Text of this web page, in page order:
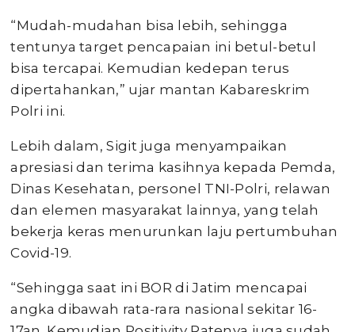
“Mudah-mudahan bisa lebih, sehingga
tentunya target pencapaian ini betul-betul
bisa tercapai. Kemudian kedepan terus
dipertahankan,” ujar mantan Kabareskrim
Polri ini.
Lebih dalam, Sigit juga menyampaikan
apresiasi dan terima kasihnya kepada Pemda,
Dinas Kesehatan, personel TNI-Polri, relawan
dan elemen masyarakat lainnya, yang telah
bekerja keras menurunkan laju pertumbuhan
Covid-19.
“Sehingga saat ini BOR di Jatim mencapai
angka dibawah rata-rara nasional sekitar 16-